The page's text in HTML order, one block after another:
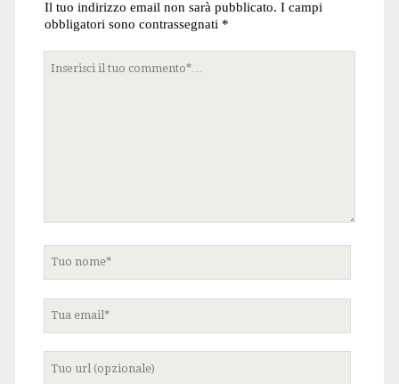
Il tuo indirizzo email non sarà pubblicato. I campi
obbligatori sono contrassegnati *
commento
nome
email
sito